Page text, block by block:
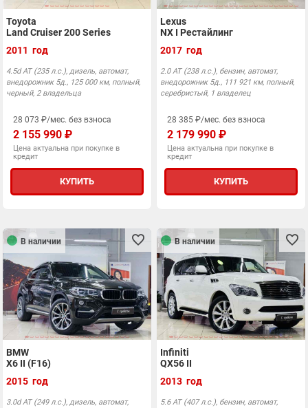
Toyota
Land Cruiser 200 Series
2011 год
4.5d АТ (235 л.с.), дизель, автомат,
внедорожник 5д., 125 000 км, полный,
черный, 2 владельца
28 073 ₽/мес. без взноса
2 155 990 ₽
Цена актуальна при покупке в
кредит
КУПИТЬ
Lexus
NX I Рестайлинг
2017 год
2.0 АТ (238 л.с.), бензин, автомат,
внедорожник 5д., 111 921 км, полный,
серебристый, 1 владелец
28 385 ₽/мес. без взноса
2 179 990 ₽
Цена актуальна при покупке в
кредит
КУПИТЬ
В наличии
BMW
X6 II (F16)
2015 год
3.0d АТ (249 л.с.), дизель, автомат,
В наличии
Infiniti
QX56 II
2013 год
5.6 АТ (407 л.с.), бензин, автомат,